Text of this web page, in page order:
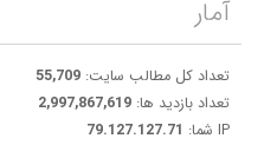
آمار
تعداد کل مطالب سایت: 55,709
تعداد بازدید ها: 2,997,867,619
IP شما:
79.127.127.71